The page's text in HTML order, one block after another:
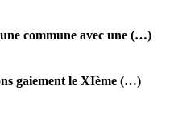
commune avec une (…)
gaiement le XIème (…)